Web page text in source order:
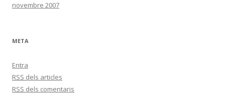
novembre 2007
META
Entra
RSS dels articles
RSS dels comentaris